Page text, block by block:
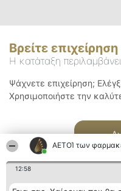
ΑΕΤΟΊ των
12:58
Βρείτε επιχείρηση
Η κατάταξη
Ψάχνετε επιχείρηση;
Χρησιμοποιήστε την